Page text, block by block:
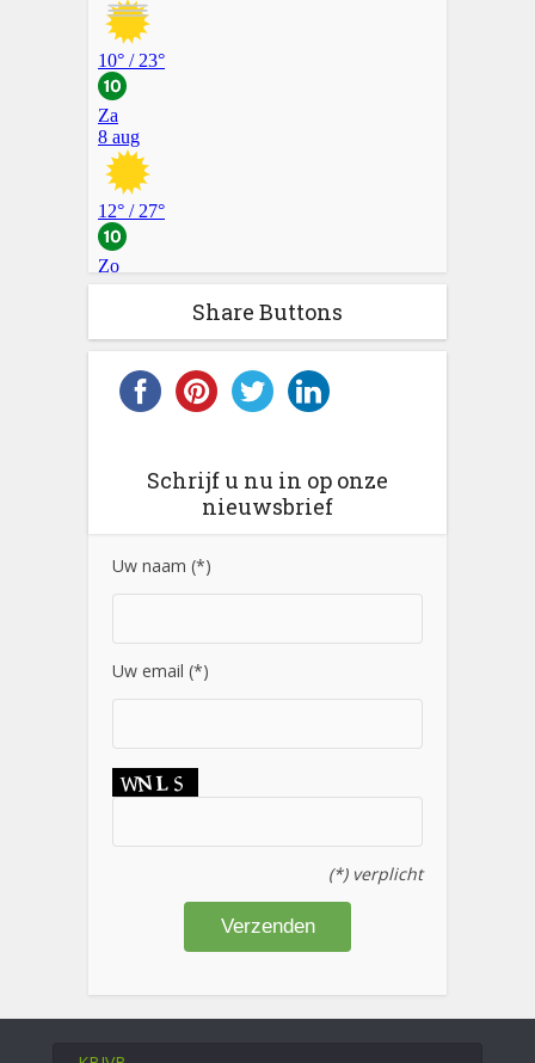
Share Buttons
Schrijf u nu in op onze
nieuwsbrief
Uw naam (*)
Uw email (*)
(*) verplicht